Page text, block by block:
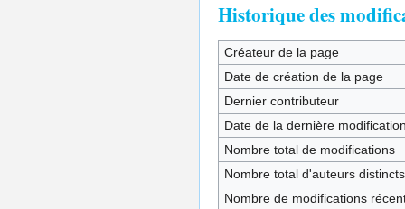
Historique des
Créateur de la page
Date de création de la page
Dernier contributeur
Date de la dernière
Nombre total de modifications
Nombre total d'auteurs distincts
Nombre de modifications